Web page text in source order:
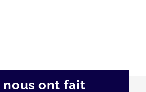
nous ont fait